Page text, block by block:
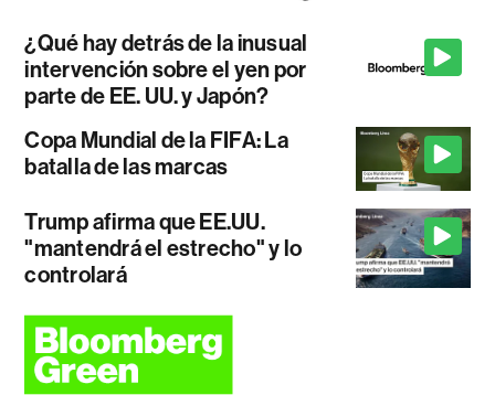
¿Qué hay detrás de la inusual
intervención sobre el yen por
parte de EE. UU. y Japón?
Copa Mundial de la FIFA: La
batalla de las marcas
Trump afirma que EE.UU.
"mantendrá el estrecho" y lo
controlará